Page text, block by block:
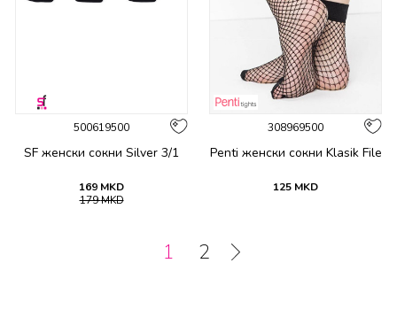
500619500
SF женски сокни Silver 3/1
169 MKD
179MKD
308969500
Penti женски сокни Klasik File
125 MKD
1 2